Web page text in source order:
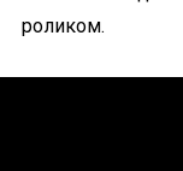
роликом.